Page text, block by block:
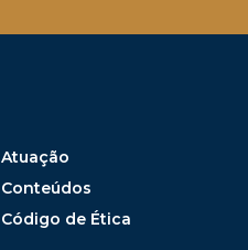
Atuação
Conteúdos
Código de Ética